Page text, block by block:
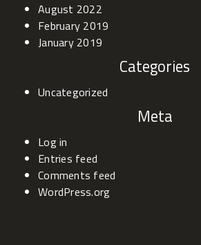
August 2022
February 2019
January 2019
Categories
Uncategorized
Meta
Log in
Entries feed
Comments feed
WordPress.org